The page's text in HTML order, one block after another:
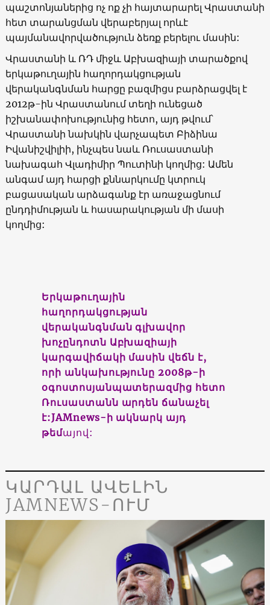
պաշտոնյաներից ոչ ոք չի հայտարարել Վրաստանի
հետ տարանցման վերաբերյալ որևէ
պայմանավորվածություն ձեռք բերելու մասին:
Վրաստանի և ՌԴ միջև Աբխազիայի տարածքով
երկաթուղային հաղորդակցության
վերականգնման հարցը բազմիցս բարձրացվել է
2012թ-ին Վրաստանում տեղի ունեցած
իշխանափոխությունից հետո, այդ թվում՝
Վրաստանի նախկին վարչապետ Բիձինա
Իվանիշվիլիի, ինչպես նաև Ռուսաստանի
նախագահ Վլադիմիր Պուտինի կողմից: Ամեն
անգամ այդ հարցի քննարկումը կտրուկ
բացասական արձագանք էր առաջացնում
ընդդիմության և հասարակության մի մասի
կողմից:
Երկաթուղային
հաղորդակցության
վերականգնման գլխավոր
խոչընդոտն Աբխազիայի
կարգավիճակի մասին վեճն է,
որի անկախությունը 2008թ-ի
օգոստոսյանպատերազմից հետո
Ռուսաստանն արդեն ճանաչել
է:JAMnews-ի ակնարկ այդ
թեմայով:
ԿԱՐԴԱԼ ԱՎԵԼԻՆ
JAMNEWS-ՈՒՄ